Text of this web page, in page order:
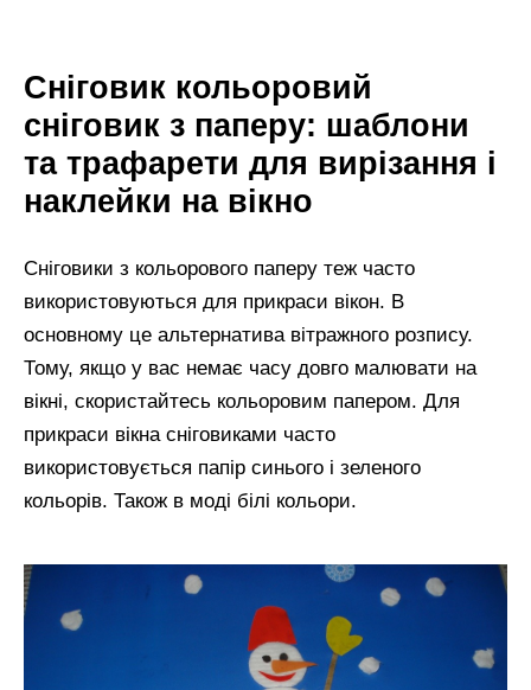
Сніговик кольоровий
сніговик з паперу: шаблони
та трафарети для вирізання і
наклейки на вікно
Сніговики з кольорового паперу теж часто
використовуються для прикраси вікон. В
основному це альтернатива вітражного розпису.
Тому, якщо у вас немає часу довго малювати на
вікні, скористайтесь кольоровим папером. Для
прикраси вікна сніговиками часто
використовується папір синього і зеленого
кольорів. Також в моді білі кольори.